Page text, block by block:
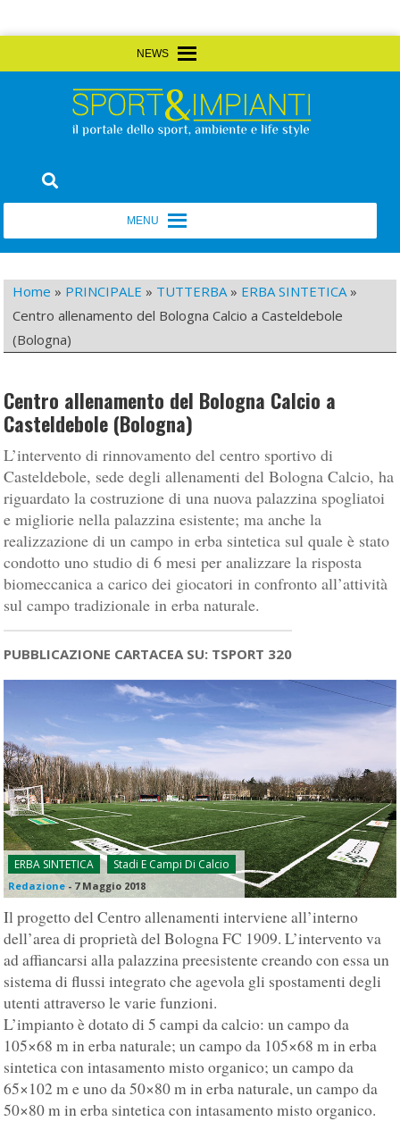
to
Sport&Impianti
Home » PRINCIPALE » TUTTERBA» ERBA SINTETICA»
Centro allenamento del Bologna Calcio a Casteldebole
(Bologna)
Centro allenamento del Bologna Calcio a
Casteldebole (Bologna)
L’intervento di rinnovamento del centro sportivo di
Casteldebole, sede degli allenamenti del Bologna Calcio, ha
riguardato la costruzione di una nuova palazzina spogliatoi
e migliorie nella palazzina esistente; ma anche la
realizzazione di un campo in erba sintetica sul quale è stato
condotto uno studio di 6 mesi per analizzare la risposta
biomeccanica a carico dei giocatori in confronto all’attività
sul campo tradizionale in erba naturale.
PUBBLICAZIONE CARTACEA SU: TSPORT 320
ERBA SINTETICA Stadi E Campi Di Calcio
Redazione-7 Maggio 2018
Il progetto del Centro allenamenti interviene all’interno
dell’area di proprietà del Bologna FC 1909. L’intervento va
ad affiancarsi alla palazzina preesistente creando con essa un
sistema di flussi integrato che agevola gli spostamenti degli
utenti attraverso le varie funzioni.
L’impianto è dotato di 5 campi da calcio: un campo da
105×68 m in erba naturale; un campo da 105×68 m in erba
sintetica con intasamento misto organico; un campo da
65×102 m e uno da 50×80 m in erba naturale, un campo da
50×80 m in erba sintetica con intasamento misto organico.